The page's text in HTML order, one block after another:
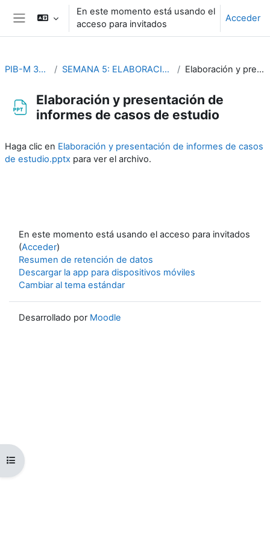
Salta al contenido principal
Panel lateral
En este momento está usando el
acceso para invitados
Acceder
Abrir índice del curso
PIB-M 3ª Edición (fase práctica) SEMANA 5: ELABORACIÓN Y PRESENTACION DE INFORMES DE CASOS ESTUDIO Elaboración y presentación de informes de casos de estudio
Elaboración y presentación de
informes de casos de estudio
Haga clic en Elaboración y presentación de informes de casos
de estudio.pptx para ver el archivo.
En este momento está usando el acceso para invitados
(Acceder)
Resumen de retención de datos
Descargar la app para dispositivos móviles
Cambiar al tema estándar
Desarrollado por Moodle